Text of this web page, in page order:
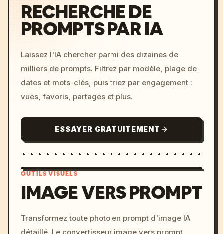
RECHERCHE DE
PROMPTS PAR IA
Laissez l'IA chercher parmi des dizaines de
milliers de prompts. Filtrez par modèle, plage de
dates et mots-clés, puis triez par engagement :
vues, favoris, partages et plus.
ESSAYER GRATUITEMENT
c, cyberpunk sunset, neon
colors, 8k --v 6.0
OUTILS VISUELS
IMAGE VERS PROMPT
Transformez toute photo en prompt d'image IA
détaillé. Le convertisseur image vers prompt